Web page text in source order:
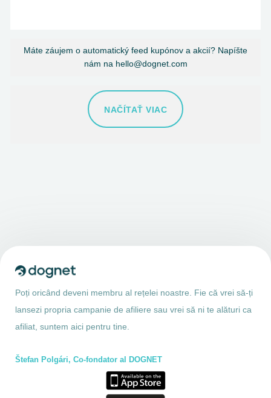
Máte záujem o automatický feed kupónov a akcií? Napíšte
nám na hello@dognet.com
NAČÍTAŤ VIAC
Poți oricând deveni membru al rețelei noastre. Fie că vrei să-ți
lansezi propria campanie de afiliere sau vrei să ni te alături ca
afiliat, suntem aici pentru tine.
Štefan Polgári, Co-fondator al DOGNET